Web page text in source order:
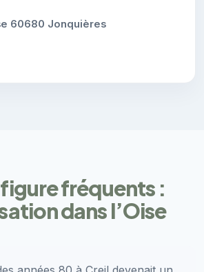
60680 Jonquières
fréquents :
dans l’Oise